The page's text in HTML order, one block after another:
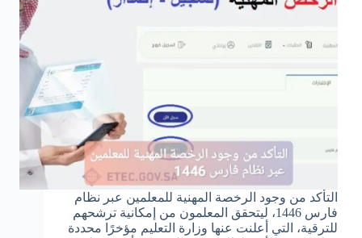
التأكد من وجود الرخصة المهنية للمعلمين عبر نظام
فارس 1446، ليتحقق المعلمون من إمكانية ترشحهم
للترقية، التي أعلنت عنها وزارة التعليم مؤخرًا محددة